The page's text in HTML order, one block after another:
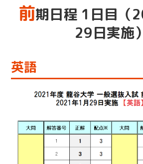
前期日程 1日目（
29日実施）
英語